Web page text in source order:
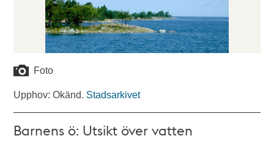
Foto
Upphov: Okänd. Stadsarkivet
Barnens ö: Utsikt över vatten